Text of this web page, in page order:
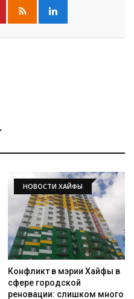
НОВОСТИ ХАЙФЫ
Конфликт в мэрии Хайфы в
сфере городской
реновации: слишком много